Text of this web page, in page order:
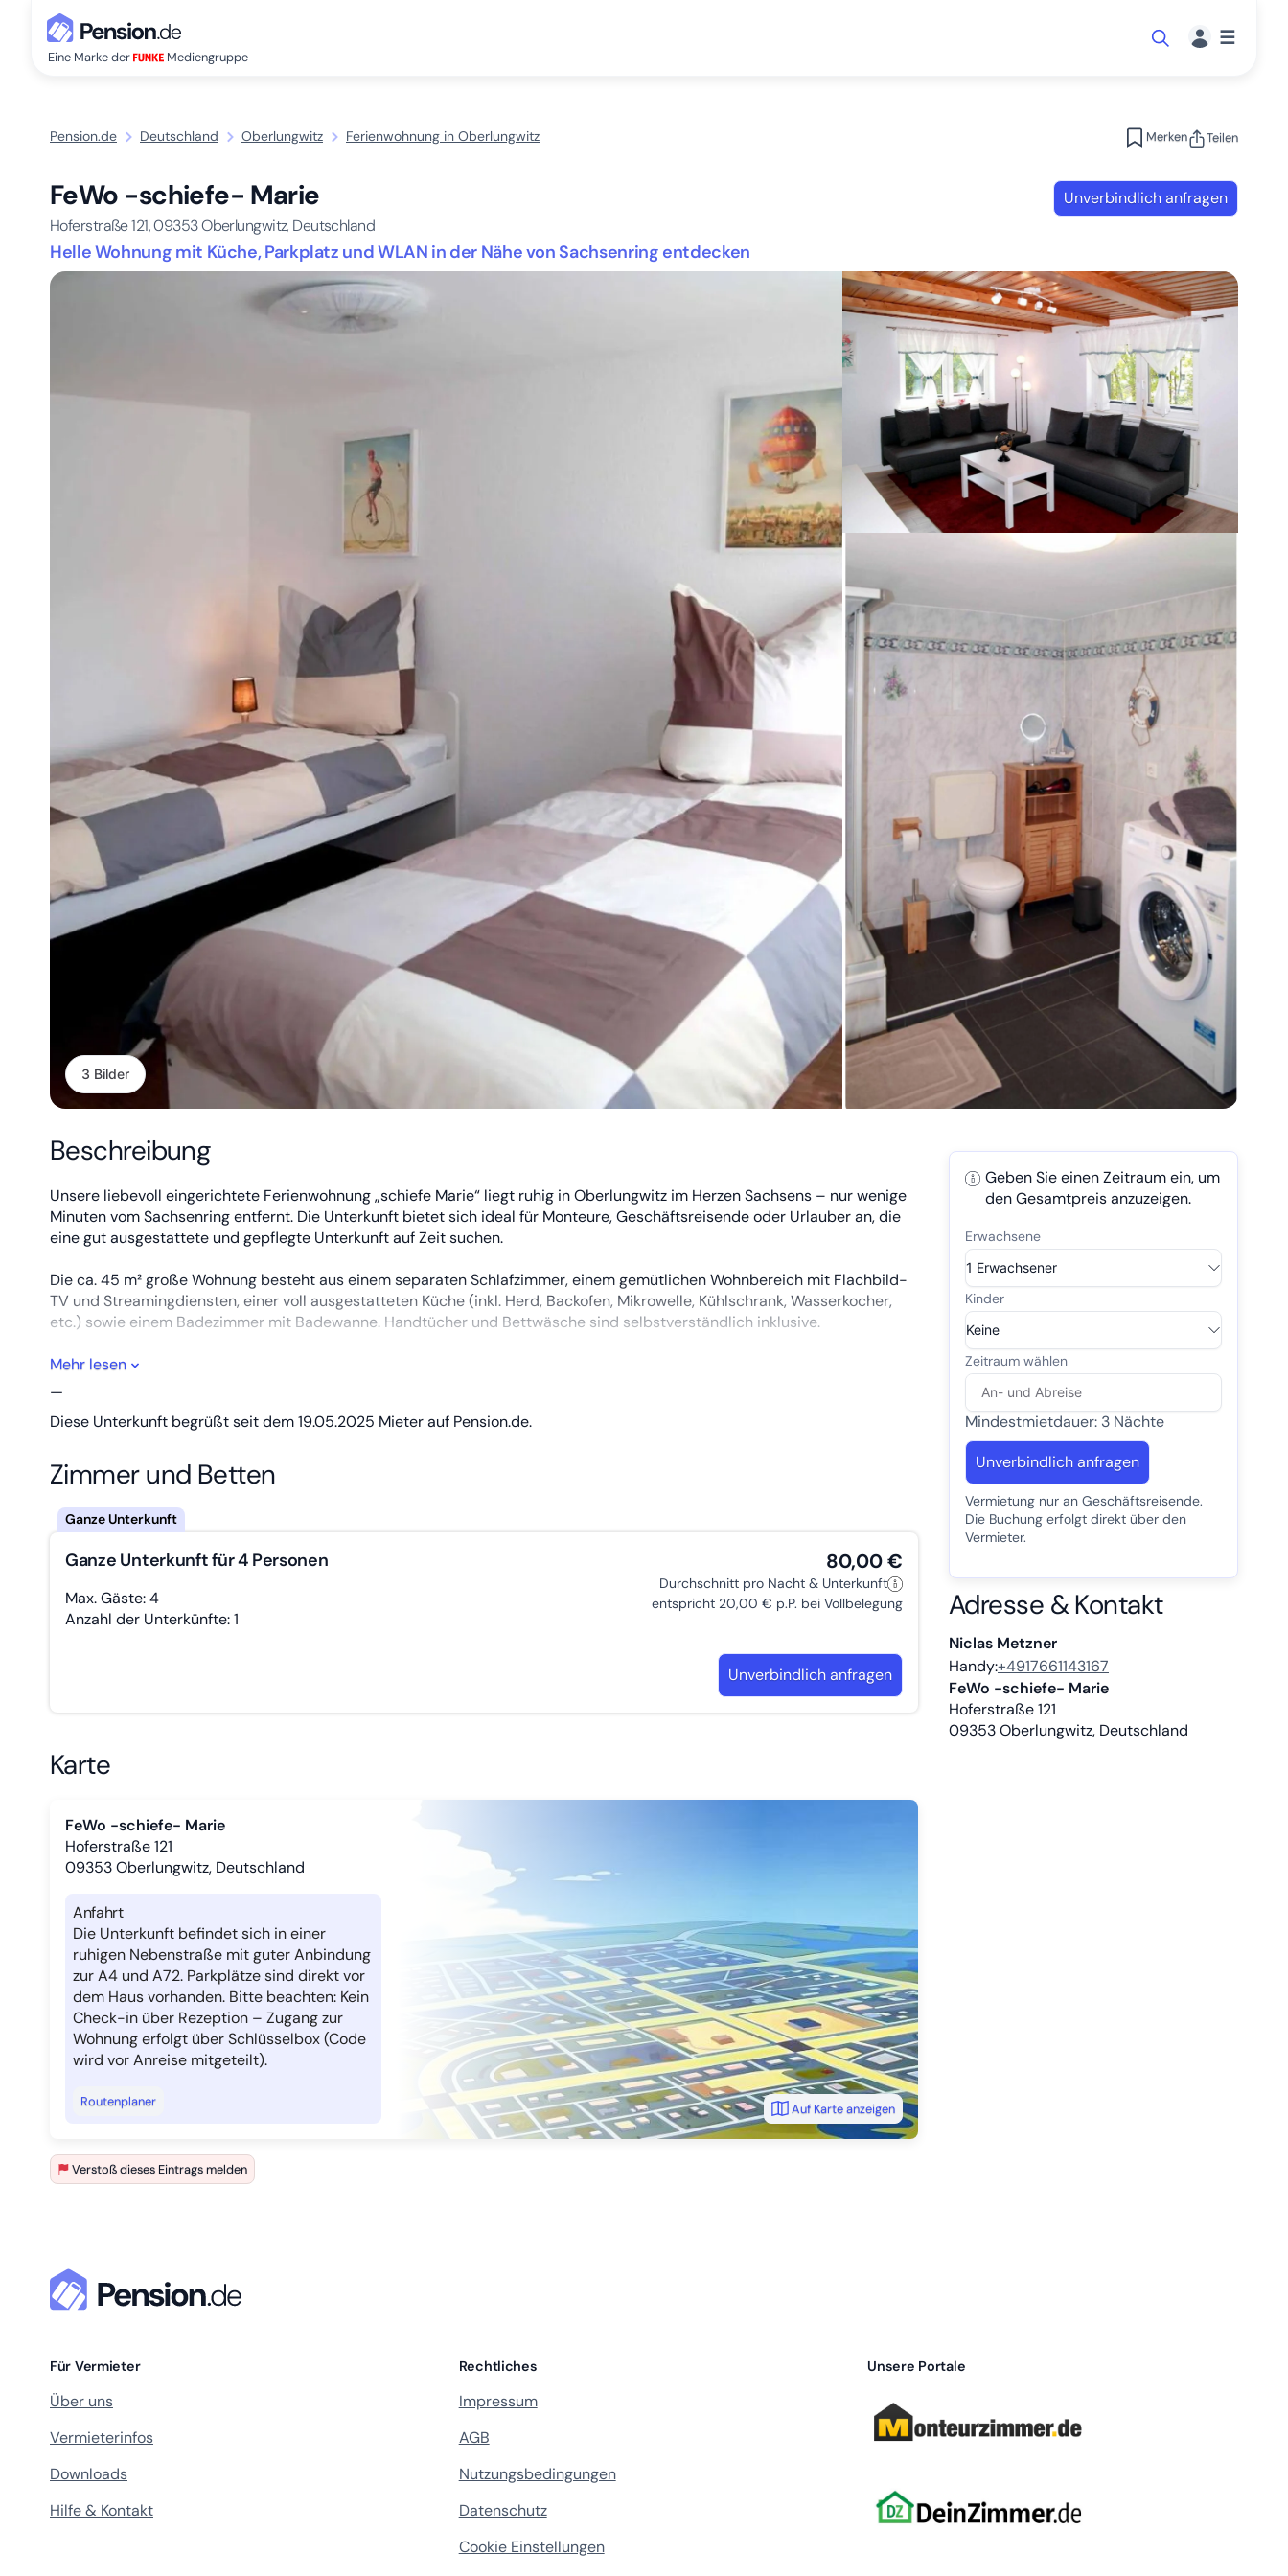
Eine Marke der Mediengruppe
☰
Pension.de Deutschland Oberlungwitz Ferienwohnung in Oberlungwitz Merken Teilen
FeWo -schiefe- Marie
Hoferstraße 121,09353Oberlungwitz, Deutschland
Helle Wohnung mit Küche, Parkplatz und WLAN in der Nähe von Sachsenring entdecken
Unverbindlich anfragen
3 Bilder
Beschreibung
Unsere liebevoll eingerichtete Ferienwohnung „schiefe Marie“ liegt ruhig in Oberlungwitz im Herzen Sachsens – nur wenige
Minuten vom Sachsenring entfernt. Die Unterkunft bietet sich ideal für Monteure, Geschäftsreisende oder Urlauber an, die
eine gut ausgestattete und gepflegte Unterkunft auf Zeit suchen.
Die ca. 45 m² große Wohnung besteht aus einem separaten Schlafzimmer, einem gemütlichen Wohnbereich mit Flachbild-
TV und Streamingdiensten, einer voll ausgestatteten Küche (inkl. Herd, Backofen, Mikrowelle, Kühlschrank, Wasserkocher,
etc.) sowie einem Badezimmer mit Badewanne. Handtücher und Bettwäsche sind selbstverständlich inklusive.
WLAN sowie ein privater Parkplatz direkt an der Unterkunft stehen kostenfrei zur Verfügung.
Entfernungen:
• Messe Chemnitz: ca. 14 km
• Zentrum Chemnitz: ca. 22 km (Karl-Marx-Monument, Oper, Hauptbahnhof)
• Flughafen Dresden: ca. 90 km
Ob für einen kurzen Aufenthalt oder eine längere Mietdauer – wir freuen uns auf Ihre Anfrage und stehen für Rückfragen
Mehr lesen
—
Diese Unterkunft begrüßt seit dem 19.05.2025 Mieter auf Pension.de.
Zimmer und Betten
Ganze Unterkunft für 4 Personen
Max. Gäste: 4
Anzahl der Unterkünfte: 1
80,00 €
Durchschnitt pro Nacht & Unterkunft
entspricht 20,00 € p.P. bei Vollbelegung
Unverbindlich anfragen
Karte
FeWo -schiefe- Marie
Hoferstraße 121
09353Oberlungwitz, Deutschland
Anfahrt
Die Unterkunft befindet sich in einer
ruhigen Nebenstraße mit guter Anbindung
zur A4 und A72. Parkplätze sind direkt vor
dem Haus vorhanden. Bitte beachten: Kein
Check-in über Rezeption – Zugang zur
Wohnung erfolgt über Schlüsselbox (Code
wird vor Anreise mitgeteilt).
Routenplaner Auf Karte anzeigen
Verstoß dieses Eintrags melden
Geben Sie einen Zeitraum ein, um
den Gesamtpreis anzuzeigen.
Mindestmietdauer: 3 Nächte
Unverbindlich anfragen
Vermietung nur an Geschäftsreisende.
Die Buchung erfolgt direkt über den
Vermieter.
Adresse & Kontakt
Niclas Metzner
Handy:+4917661143167
FeWo -schiefe- Marie
Hoferstraße 121
09353Oberlungwitz, Deutschland
Für Vermieter
Über uns
Vermieterinfos
Downloads
Hilfe & Kontakt
Rechtliches
Impressum
AGB
Nutzungsbedingungen
Datenschutz
Cookie Einstellungen
Unsere Portale